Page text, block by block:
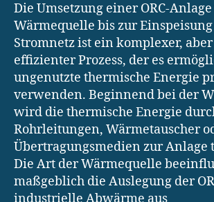
Die Umsetzung einer ORC-
Wärmequelle bis zur
Stromnetz ist ein komplexer,
effizienter Prozess, der es
ungenutzte thermische Energie
verwenden. Beginnend bei der
wird die thermische Energie
Rohrleitungen, Wärmetauscher
Übertragungsmedien zur Anlage
Die Art der Wärmequelle
maßgeblich die Auslegung der